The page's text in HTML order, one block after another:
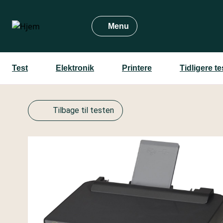
hovedindhold
Menu
Test Elektronik Printere Tidligere
Tilbage til testen